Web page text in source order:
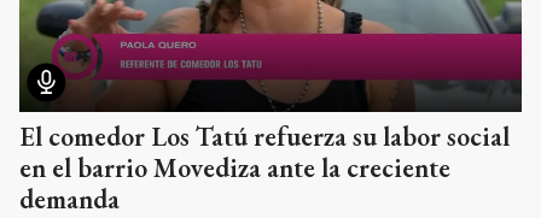
El comedor Los Tatú refuerza su labor social
en el barrio Movediza ante la creciente
demanda